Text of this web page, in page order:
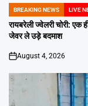
POSTED
IN
BREAKING NEWS LIVE
रायबरेली ज्वेलरी चोरी:
जेवर ले उड़े बदमाश
on
August 4, 2026